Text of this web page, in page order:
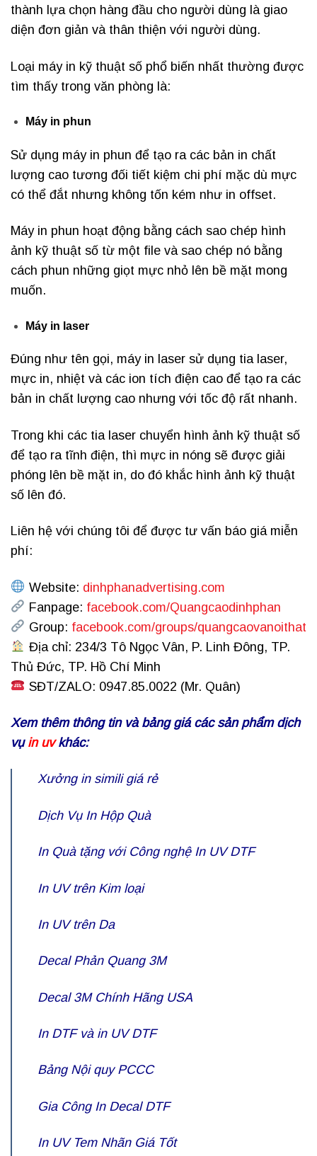
thành lựa chọn hàng đầu cho người dùng là giao
diện đơn giản và thân thiện với người dùng.
Loại máy in kỹ thuật số phổ biến nhất thường được
tìm thấy trong văn phòng là:
Máy in phun
Sử dụng máy in phun để tạo ra các bản in chất
lượng cao tương đối tiết kiệm chi phí mặc dù mực
có thể đắt nhưng không tốn kém như in offset.
Máy in phun hoạt động bằng cách sao chép hình
ảnh kỹ thuật số từ một file và sao chép nó bằng
cách phun những giọt mực nhỏ lên bề mặt mong
muốn.
Máy in laser
Đúng như tên gọi, máy in laser sử dụng tia laser,
mực in, nhiệt và các ion tích điện cao để tạo ra các
bản in chất lượng cao nhưng với tốc độ rất nhanh.
Trong khi các tia laser chuyển hình ảnh kỹ thuật số
để tạo ra tĩnh điện, thì mực in nóng sẽ được giải
phóng lên bề mặt in, do đó khắc hình ảnh kỹ thuật
số lên đó.
Liên hệ với chúng tôi để được tư vấn báo giá miễn
phí:
Website: dinhphanadvertising.com
Fanpage: facebook.com/Quangcaodinhphan
Group: facebook.com/groups/quangcaovanoithat
Địa chỉ: 234/3 Tô Ngọc Vân, P. Linh Đông, TP.
Thủ Đức, TP. Hồ Chí Minh
SĐT/ZALO: 0947.85.0022 (Mr. Quân)
Xem thêm thông tin và bảng giá các sản phẩm dịch
vụ in uvkhác:
Xưởng in similigiá rẻ
Dịch Vụ In Hộp Quà
In Quà tặngvới Công nghệ In UV DTF
In UV trên Kim loại
In UV trên Da
Decal Phản Quang 3M
Decal 3MChính Hãng USA
In DTFvà in UV DTF
Bảng Nội quy PCCC
Gia Công In Decal DTF
In UV Tem Nhãn Giá Tốt